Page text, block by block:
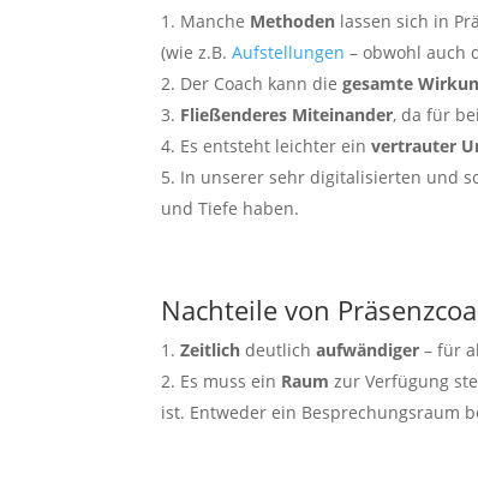
Manche Methoden lassen sich in
(wie z.B.Aufstellungen – obwohl auch
Der Coach kann diegesamte
Fließenderes Miteinander, da für
Es entsteht leichter einvertrauter
In unserer sehr digitalisierten und
und Tiefe haben.
Nachteile von
Zeitlich deutlichaufwändiger – für
Es muss ein Raum zur Verfügung
ist. Entweder ein Besprechungsraum